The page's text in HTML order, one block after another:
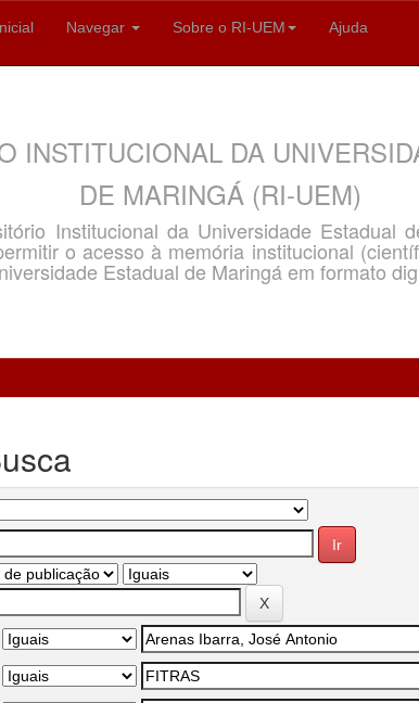
Navegar Sobre o RI-UEM Ajuda
INSTITUCIONAL DA
DE MARINGÁ (RI-UEM)
Institucional da Universidade Estadual
o acesso à memória institucional
Estadual de Maringá em formato